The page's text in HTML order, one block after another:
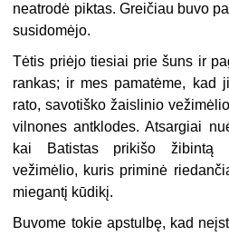
neatrodė piktas. Greičiau buvo
susidomėjo.
Tėtis priėjo tiesiai prie šuns ir
rankas; ir mes pamatėme, kad
rato, savotiško žaislinio
vilnones antklodes. Atsargiai
kai Batistas prikišo žibintą
vežimėlio, kuris priminė
miegantį kūdikį.
Buvome tokie apstulbę, kad